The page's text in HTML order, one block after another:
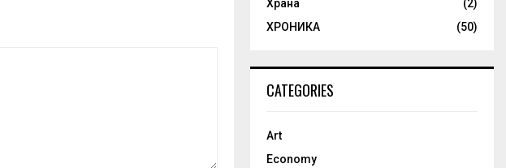
Храна
(2)
ХРОНИКА
(50)
CATEGORIES
Art
Economy